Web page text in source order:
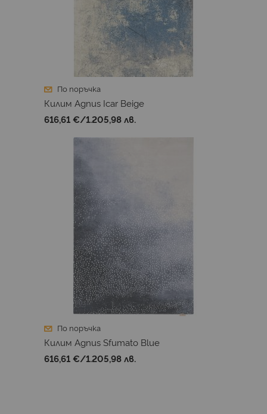
По поръчка
Килим Agnus Icar Beige
616,61 €/1.205,98 лв.
По поръчка
Килим Agnus Sfumato Blue
616,61 €/1.205,98 лв.